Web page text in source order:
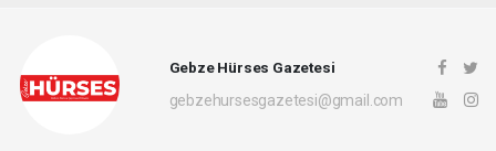
Gebze Hürses Gazetesi
gebzehursesgazetesi@gmail.com